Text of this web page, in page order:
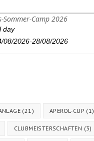
Sommer-Camp 2026
day
08/2026-28/08/2026
(21) APEROL-CUP (1)
CLUBMEISTERSCHAFTEN (3)